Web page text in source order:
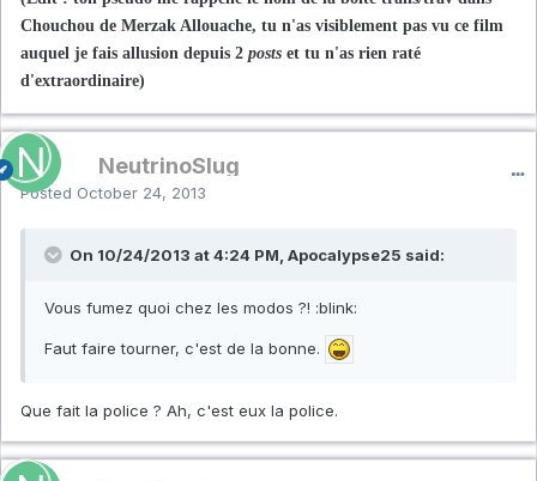
Chouchou de Merzak Allouache, tu n'as visiblement pas vu ce film
auquel je fais allusion depuis 2 posts et tu n'as rien raté
d'extraordinaire)
NeutrinoSlug
Posted October 24, 2013
On 10/24/2013 at 4:24 PM, Apocalypse25 said:
Vous fumez quoi chez les modos ?! :blink:
Faut faire tourner, c'est de la bonne.
Que fait la police ? Ah, c'est eux la police.